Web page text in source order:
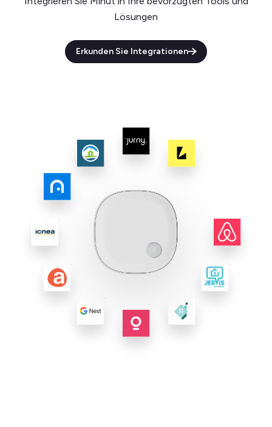
Lösungen
Erkunden Sie Integrationen